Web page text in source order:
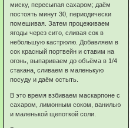
миску, пересыпая сахаром; даём
постоять минут 30, периодически
помешивая. Затем процеживаем
ягоды через сито, сливая сок в
небольшую кастрюлю. Добавляем в
сок красный портвейн и ставим на
огонь, выпариваем до объёма в 1/4
стакана, сливаем в маленькую
посуду и даём остыть.
В это время взбиваем маскарпоне с
сахаром, лимонным соком, ванилью
и маленькой щепоткой соли.